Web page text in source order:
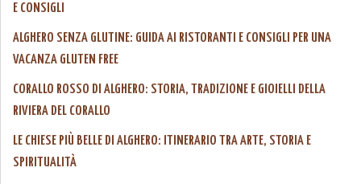
E CONSIGLI
ALGHERO SENZA GLUTINE: GUIDA AI RISTORANTI E CONSIGLI PER UNA
VACANZA GLUTEN FREE
CORALLO ROSSO DI ALGHERO: STORIA, TRADIZIONE E GIOIELLI DELLA
RIVIERA DEL CORALLO
LE CHIESE PIÙ BELLE DI ALGHERO: ITINERARIO TRA ARTE, STORIA E
SPIRITUALITÀ